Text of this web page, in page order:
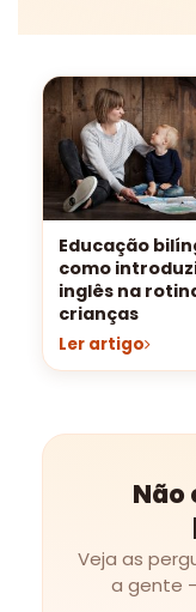
Educação
como
inglês na
crianças
Ler artigo
Não
Veja as
a gente